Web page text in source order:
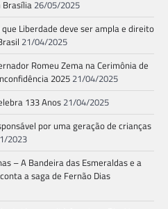
Brasília 26/05/2025
Liberdade deve ser ampla e direito
21/04/2025
Romeu Zema na Cerimônia de
2025 21/04/2025
133 Anos 21/04/2025
por uma geração de crianças
2023
– A Bandeira das Esmeraldas e a
a saga de Fernão Dias